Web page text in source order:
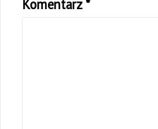
Komentarz *